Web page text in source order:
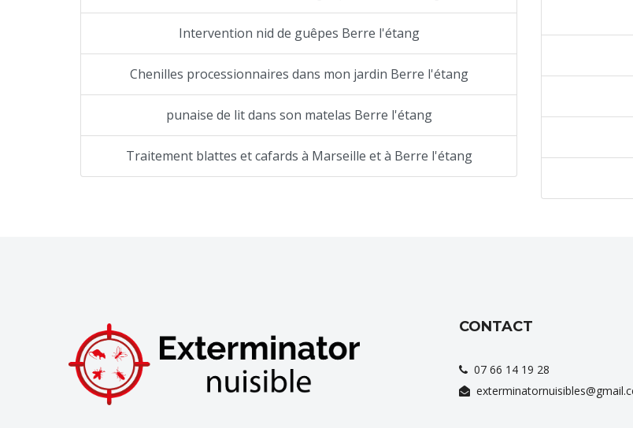
Intervention nid de guêpes Berre l'étang
Chenilles processionnaires dans mon jardin Berre l'étang
punaise de lit dans son matelas Berre l'étang
Traitement blattes et cafards à Marseille et à Berre l'étang
CONTACT
07 66 14 19 28